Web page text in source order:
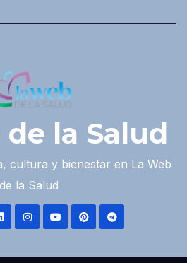
de la Salud
cultura y bienestar en La Web
de la Salud